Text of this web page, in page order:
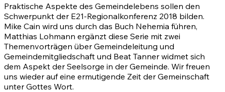
Praktische Aspekte des Gemeindelebens sollen den
Schwerpunkt der E21-Regionalkonferenz 2018 bilden.
Mike Cain wird uns durch das Buch Nehemia führen,
Matthias Lohmann ergänzt diese Serie mit zwei
Themenvorträgen über Gemeindeleitung und
Gemeindemitgliedschaft und Beat Tanner widmet sich
dem Aspekt der Seelsorge in der Gemeinde. Wir freuen
uns wieder auf eine ermutigende Zeit der Gemeinschaft
unter Gottes Wort.